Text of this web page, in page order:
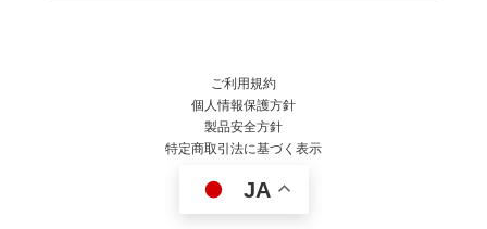
ご利用規約
個人情報保護方針
製品安全方針
特定商取引法に基づく表示
JA